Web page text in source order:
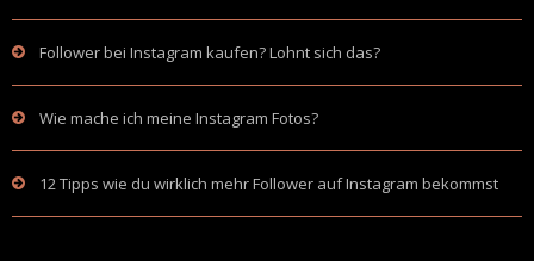
Follower bei Instagram kaufen? Lohnt sich das?
Wie mache ich meine Instagram Fotos?
12 Tipps wie du wirklich mehr Follower auf Instagram bekommst